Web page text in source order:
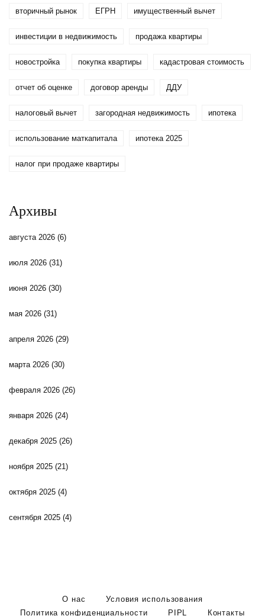
вторичный рынок ЕГРН имущественный вычет
инвестиции в недвижимость продажа квартиры
новостройка покупка квартиры кадастровая стоимость
отчет об оценке договор аренды ДДУ
налоговый вычет загородная недвижимость ипотека
использование маткапитала ипотека 2025
налог при продаже квартиры
Архивы
августа 2026 (6)
июля 2026 (31)
июня 2026 (30)
мая 2026 (31)
апреля 2026 (29)
марта 2026 (30)
февраля 2026 (26)
января 2026 (24)
декабря 2025 (26)
ноября 2025 (21)
октября 2025 (4)
сентября 2025 (4)
О нас
Условия использования
Политика конфиденциальности
PIPL Контакты